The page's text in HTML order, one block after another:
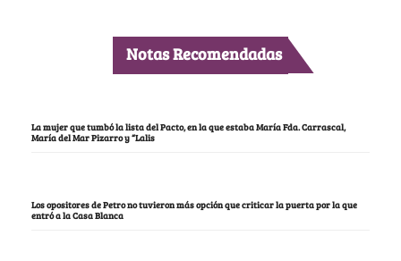
Notas Recomendadas
La mujer que tumbó la lista del Pacto, en la que estaba María Fda. Carrascal,
María del Mar Pizarro y “Lalis
Los opositores de Petro no tuvieron más opción que criticar la puerta por la que
entró a la Casa Blanca